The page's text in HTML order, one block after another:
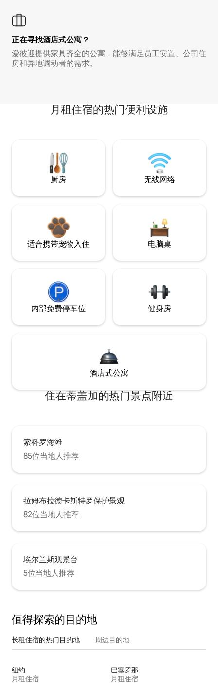
正在寻找酒店式公寓？
爱彼迎提供家具齐全的公寓，能够满足员工安置、公司住
房和异地调动者的需求。
月租住宿的热门便利设施
厨房 无线网络
适合携带宠物入住 电脑桌
内部免费停车位 健身房
酒店式公寓
住在蒂盖加的热门景点附近
索科罗海滩
85位当地人推荐
拉姆布拉德卡斯特罗保护景观
82位当地人推荐
埃尔兰斯观景台
5位当地人推荐
值得探索的目的地
长租住宿的热门目的地 周边目的地
纽约
月租住宿
巴塞罗那
月租住宿